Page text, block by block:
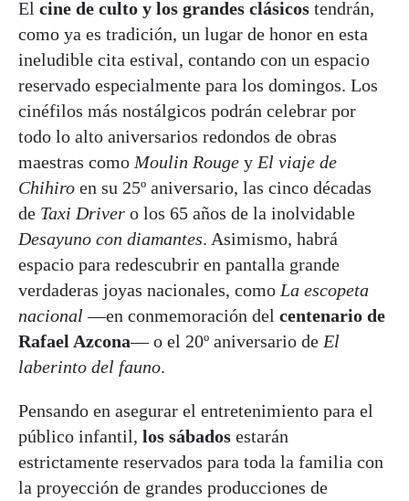
El cine de culto y los grandes clásicos tendrán,
como ya es tradición, un lugar de honor en esta
ineludible cita estival, contando con un espacio
reservado especialmente para los domingos. Los
cinéfilos más nostálgicos podrán celebrar por
todo lo alto aniversarios redondos de obras
maestras como Moulin Rouge y El viaje de
Chihiro en su 25º aniversario, las cinco décadas
de Taxi Driver o los 65 años de la inolvidable
Desayuno con diamantes. Asimismo, habrá
espacio para redescubrir en pantalla grande
verdaderas joyas nacionales, como La escopeta
nacional —en conmemoración del centenario de
Rafael Azcona— o el 20º aniversario de El
laberinto del fauno.
Pensando en asegurar el entretenimiento para el
público infantil, los sábados estarán
estrictamente reservados para toda la familia con
la proyección de grandes producciones de